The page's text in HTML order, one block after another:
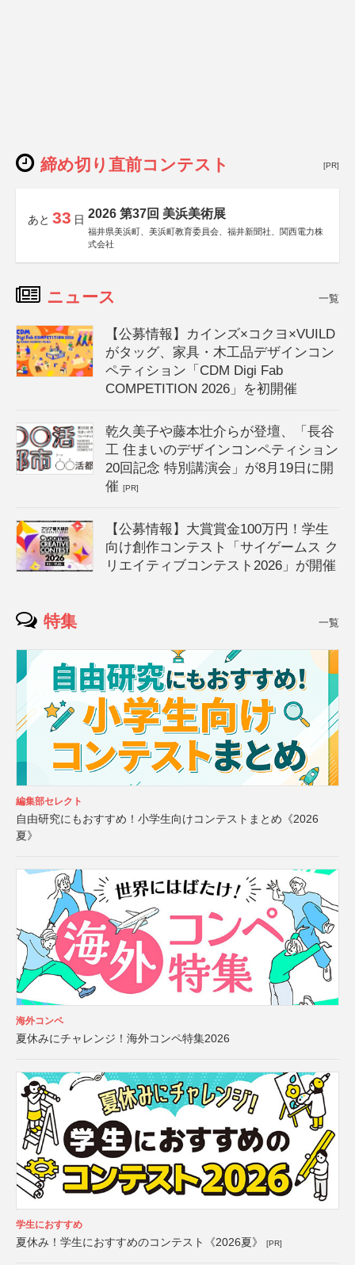
締め切り直前コンテスト [PR]
あと 33 日 2026 第37回 美浜美術展
福井県美浜町、美浜町教育委員会、福井新聞社、関西電力株
式会社
ニュース 一覧
【公募情報】カインズ×コクヨ×VUILD
がタッグ、家具・木工品デザインコン
ペティション「CDM Digi Fab
COMPETITION 2026」を初開催
乾久美子や藤本壮介らが登壇、「長谷
工 住まいのデザインコンペティション
20回記念 特別講演会」が8月19日に開
催[PR]
【公募情報】大賞賞金100万円！学生
向け創作コンテスト「サイゲームス ク
リエイティブコンテスト2026」が開催
特集 一覧
編集部セレクト
自由研究にもおすすめ！小学生向けコンテストまとめ《2026
夏》
海外コンペ
夏休みにチャレンジ！海外コンペ特集2026
学生におすすめ
夏休み！学生におすすめのコンテスト《2026夏》 [PR]